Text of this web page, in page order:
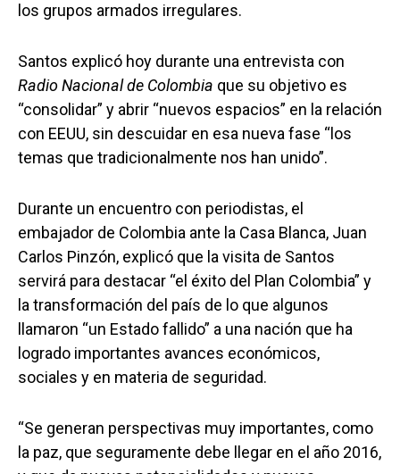
los grupos armados irregulares.
Santos explicó hoy durante una entrevista con
Radio Nacional de Colombia que su objetivo es
“consolidar” y abrir “nuevos espacios” en la relación
con EEUU, sin descuidar en esa nueva fase “los
temas que tradicionalmente nos han unido”.
Durante un encuentro con periodistas, el
embajador de Colombia ante la Casa Blanca, Juan
Carlos Pinzón, explicó que la visita de Santos
servirá para destacar “el éxito del Plan Colombia” y
la transformación del país de lo que algunos
llamaron “un Estado fallido” a una nación que ha
logrado importantes avances económicos,
sociales y en materia de seguridad.
“Se generan perspectivas muy importantes, como
la paz, que seguramente debe llegar en el año 2016,